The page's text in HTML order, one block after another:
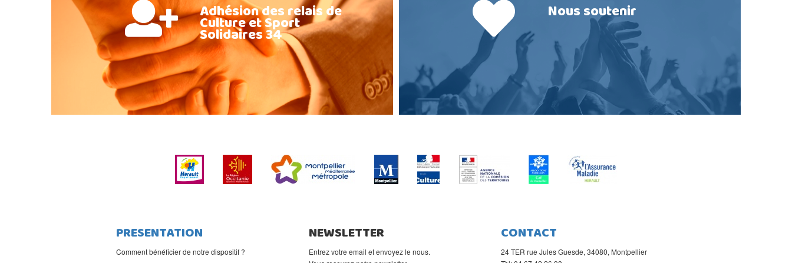
Adhésion des relais de
Culture et Sport
Solidaires 34
Nous soutenir
PRESENTATION
Comment bénéficier de notre dispositif ?
NEWSLETTER
Entrez votre email et envoyez le nous.
CONTACT
24 TER rue Jules Guesde, 34080, Montpellier